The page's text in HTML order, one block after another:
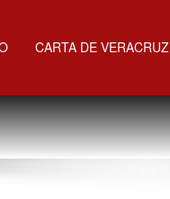
CARTA DE VERACRUZ